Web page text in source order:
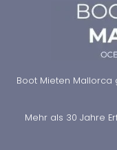
Boot Mieten
Mehr als 30 Jahre